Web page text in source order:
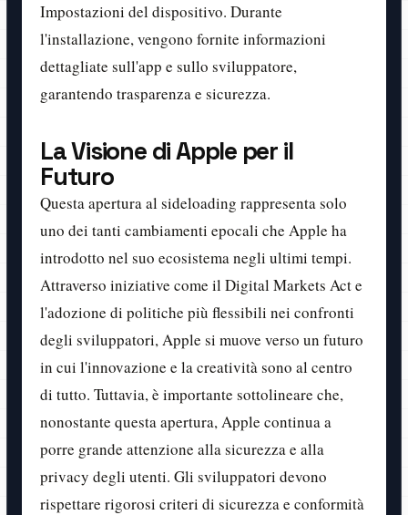
Impostazioni del dispositivo. Durante
l'installazione, vengono fornite informazioni
dettagliate sull'app e sullo sviluppatore,
garantendo trasparenza e sicurezza.
La Visione di Apple per il
Futuro
Questa apertura al sideloading rappresenta solo
uno dei tanti cambiamenti epocali che Apple ha
introdotto nel suo ecosistema negli ultimi tempi.
Attraverso iniziative come il Digital Markets Act e
l'adozione di politiche più flessibili nei confronti
degli sviluppatori, Apple si muove verso un futuro
in cui l'innovazione e la creatività sono al centro
di tutto. Tuttavia, è importante sottolineare che,
nonostante questa apertura, Apple continua a
porre grande attenzione alla sicurezza e alla
privacy degli utenti. Gli sviluppatori devono
rispettare rigorosi criteri di sicurezza e conformità